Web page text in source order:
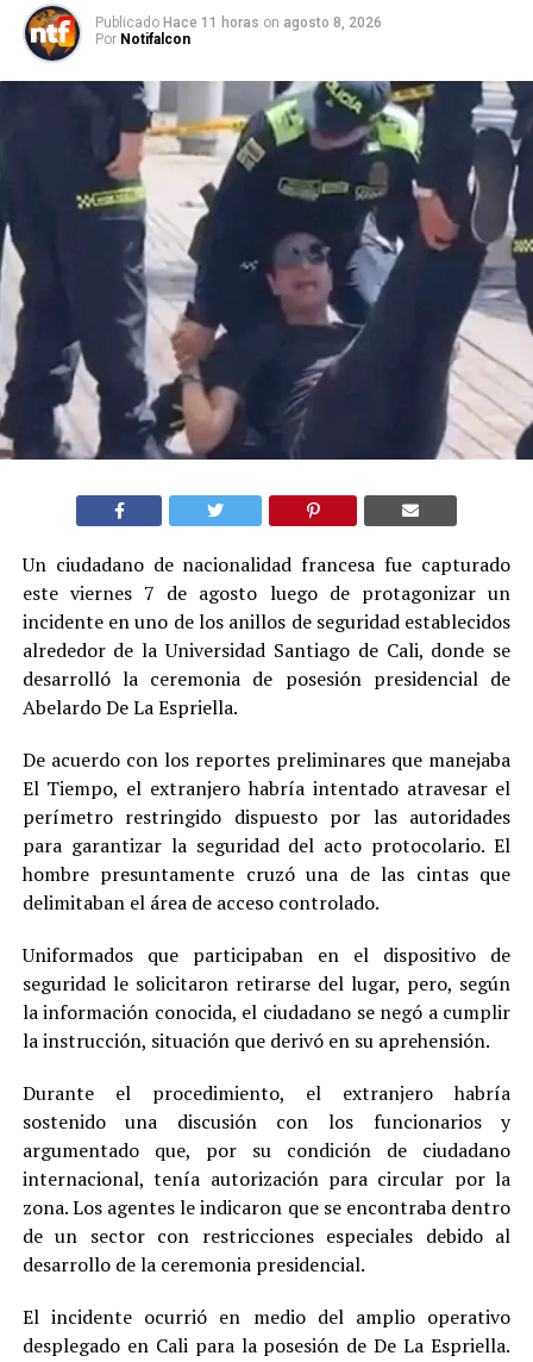
Publicado Hace 11 horas on agosto 8, 2026
Por Notifalcon
Un ciudadano de nacionalidad francesa fue capturado
este viernes 7 de agosto luego de protagonizar un
incidente en uno de los anillos de seguridad establecidos
alrededor de la Universidad Santiago de Cali, donde se
desarrolló la ceremonia de posesión presidencial de
Abelardo De La Espriella.
De acuerdo con los reportes preliminares que manejaba
El Tiempo, el extranjero habría intentado atravesar el
perímetro restringido dispuesto por las autoridades
para garantizar la seguridad del acto protocolario. El
hombre presuntamente cruzó una de las cintas que
delimitaban el área de acceso controlado.
Uniformados que participaban en el dispositivo de
seguridad le solicitaron retirarse del lugar, pero, según
la información conocida, el ciudadano se negó a cumplir
la instrucción, situación que derivó en su aprehensión.
Durante el procedimiento, el extranjero habría
sostenido una discusión con los funcionarios y
argumentado que, por su condición de ciudadano
internacional, tenía autorización para circular por la
zona. Los agentes le indicaron que se encontraba dentro
de un sector con restricciones especiales debido al
desarrollo de la ceremonia presidencial.
El incidente ocurrió en medio del amplio operativo
desplegado en Cali para la posesión de De La Espriella.